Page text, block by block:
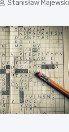
Stanisław Majewski